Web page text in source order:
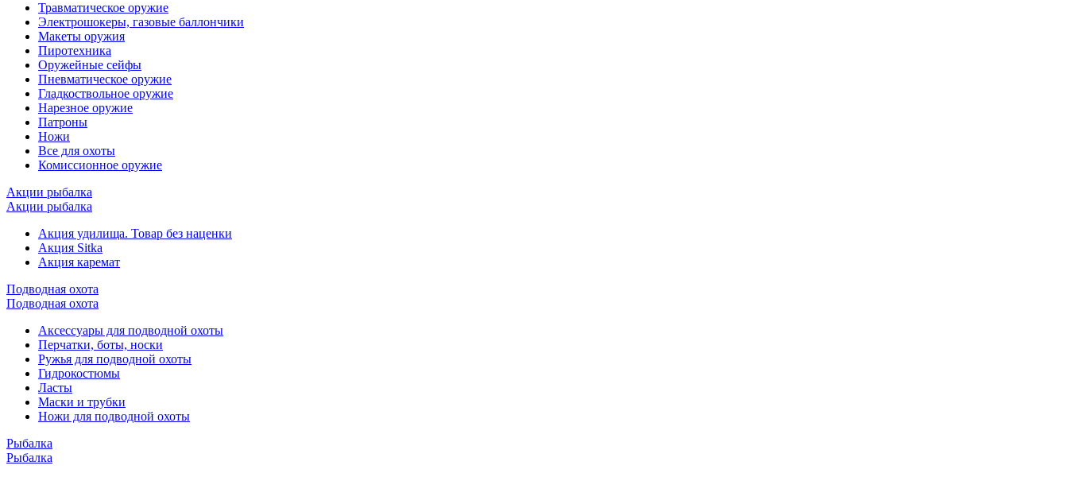
Травматическое оружие
Электрошокеры, газовые баллончики
Макеты оружия
Пиротехника
Оружейные сейфы
Пневматическое оружие
Гладкоствольное оружие
Нарезное оружие
Патроны
Ножи
Все для охоты
Комиссионное оружие
Акции рыбалка
Акции рыбалка
Акция удилища. Товар без наценки
Акция Sitka
Акция каремат
Подводная охота
Подводная охота
Аксессуары для подводной охоты
Перчатки, боты, носки
Ружья для подводной охоты
Гидрокостюмы
Ласты
Маски и трубки
Ножи для подводной охоты
Рыбалка
Рыбалка